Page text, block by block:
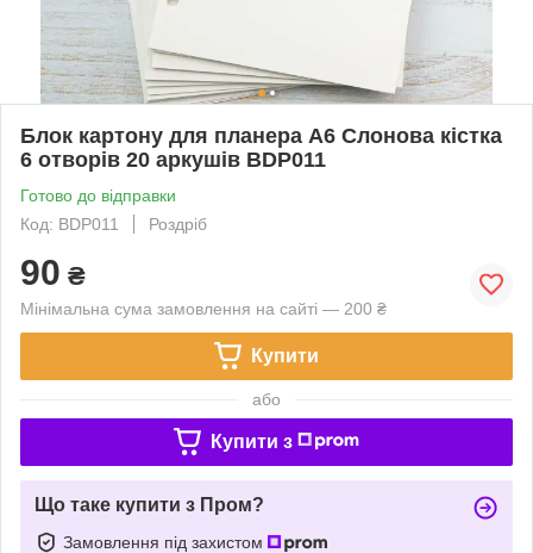
Блок картону для планера А6 Слонова кістка
6 отворів 20 аркушів BDP011
Готово до відправки
Код: BDP011
Роздріб
90 ₴
Мінімальна сума замовлення на сайті — 200 ₴
Купити
або
Купити з
Що таке купити з Пром?
Замовлення під захистом